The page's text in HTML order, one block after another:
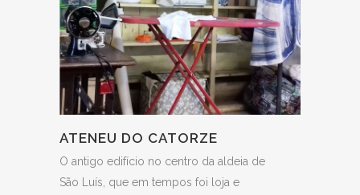
ATENEU DO CATORZE
O antigo edifício no centro da aldeia de
São Luís, que em tempos foi loja e